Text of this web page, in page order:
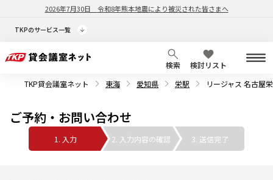
2026年7月30日 令和8年熊本地震により被災された皆さまへ
TKPのサービス一覧
検索
検討リスト
TKP貸会議室ネット
東海 愛知県 栄駅 リージャス 名古屋
ご予約・お問い合わせ
1. 入力 2. 入力内容の確認 3. 送信完了